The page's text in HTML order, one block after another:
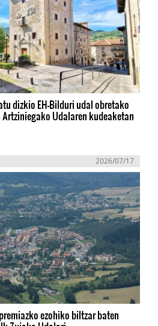
dizkio EH-Bilduri udal obretako
Udalaren kudeaketan
2026/07/17
ezohiko biltzar baten